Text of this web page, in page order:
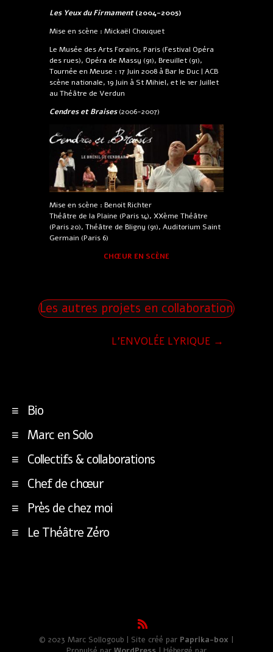
Les Yeux du Firmament(2004-2005)
Mise en scène : Mickaël Chouquet
Le Musée des Arts Forains, Paris (Festival Opéra
des rues), Opéra de Massy (91), Breuillet (91),
Tournée en Meuse : 17 Juin 2008 à Bar le Duc | ACB
scène nationale, 19 Juin à St Mihiel, et le 1er Juillet
au Théâtre de Verdun
Cendres et Braises(2006-2007)
Mise en scène : Benoit Richter
Théâtre de la Plaine (Paris 14), XXème Théâtre
(Paris 20), Théâtre de Bligny (91), Auditorium Saint
Germain (Paris 6)
CHŒUR EN SCÈNE
Les autres projets en collaboration
L'ENVOLÉE LYRIQUE →
Bio
Marc en Solo
Collectifs & collaborations
Chef de chœur
Près de chez moi
Le Théâtre Zéro
© 2023 Marc Sollogoub | Site créé par Paprika-box |